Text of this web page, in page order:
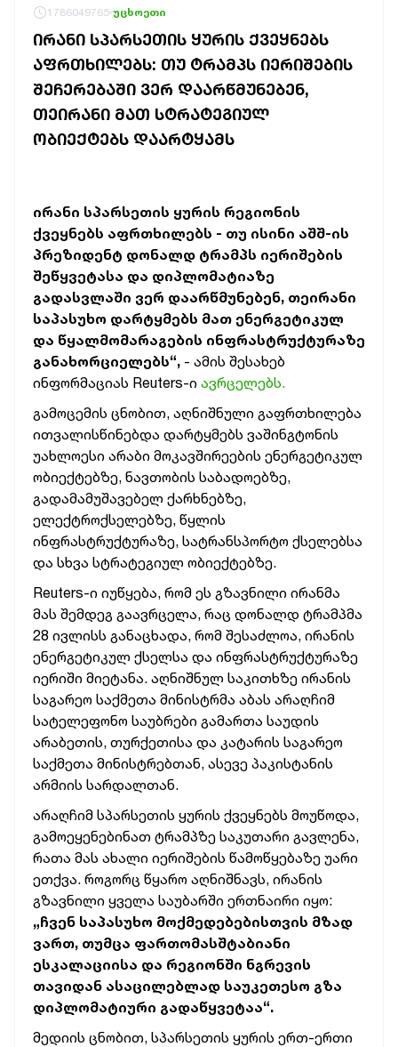
1786049765 უცხოეთი
ᲘᲠᲐᲜᲘ ᲡᲞᲐᲠᲡᲔᲗᲘᲡ ᲧᲣᲠᲘᲡ ᲥᲕᲔᲧᲜᲔᲑᲡ
ᲐᲤᲠᲗᲮᲘᲚᲔᲑᲡ: ᲗᲣ ᲢᲠᲐᲛᲞᲡ ᲘᲔᲠᲘᲨᲔᲑᲘᲡ
ᲨᲔᲩᲔᲠᲔᲑᲐᲨᲘ ᲕᲔᲠ ᲓᲐᲐᲠᲬᲛᲣᲜᲔᲑᲔᲜ,
ᲗᲔᲘᲠᲐᲜᲘ ᲛᲐᲗ ᲡᲢᲠᲐᲢᲔᲒᲘᲣᲚ
ᲝᲑᲘᲔᲥᲢᲔᲑᲡ ᲓᲐᲐᲠᲢᲧᲐᲛᲡ
ირანი სპარსეთის ყურის რეგიონის
ქვეყნებს აფრთხილებს - თუ ისინი აშშ-ის
პრეზიდენტ დონალდ ტრამპს იერიშების
შეწყვეტასა და დიპლომატიაზე
გადასვლაში ვერ დაარწმუნებენ, თეირანი
საპასუხო დარტყმებს მათ ენერგეტიკულ
და წყალმომარაგების ინფრასტრუქტურაზე
განახორციელებს“, - ამის შესახებ
ინფორმაციას Reuters-ი ავრცელებს.
გამოცემის ცნობით, აღნიშნული გაფრთხილება
ითვალისწინებდა დარტყმებს ვაშინგტონის
უახლოესი არაბი მოკავშირეების ენერგეტიკულ
ობიექტებზე, ნავთობის საბადოებზე,
გადამამუშავებელ ქარხნებზე,
ელექტროქსელებზე, წყლის
ინფრასტრუქტურაზე, სატრანსპორტო ქსელებსა
და სხვა სტრატეგიულ ობიექტებზე.
Reuters-ი იუწყება, რომ ეს გზავნილი ირანმა
მას შემდეგ გაავრცელა, რაც დონალდ ტრამპმა
28 ივლისს განაცხადა, რომ შესაძლოა, ირანის
ენერგეტიკულ ქსელსა და ინფრასტრუქტურაზე
იერიში მიეტანა. აღნიშნულ საკითხზე ირანის
საგარეო საქმეთა მინისტრმა აბას არაღჩიმ
სატელეფონო საუბრები გამართა საუდის
არაბეთის, თურქეთისა და კატარის საგარეო
საქმეთა მინისტრებთან, ასევე პაკისტანის
არმიის სარდალთან.
არაღჩიმ სპარსეთის ყურის ქვეყნებს მოუწოდა,
გამოეყენებინათ ტრამპზე საკუთარი გავლენა,
რათა მას ახალი იერიშების წამოწყებაზე უარი
ეთქვა. როგორც წყარო აღნიშნავს, ირანის
გზავნილი ყველა საუბარში ერთნაირი იყო:
„ჩვენ საპასუხო მოქმედებებისთვის მზად
ვართ, თუმცა ფართომასშტაბიანი
ესკალაციისა და რეგიონში ნგრევის
თავიდან ასაცილებლად საუკეთესო გზა
დიპლომატიური გადაწყვეტაა“.
მედიის ცნობით, სპარსეთის ყურის ერთ-ერთი